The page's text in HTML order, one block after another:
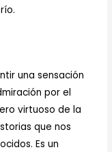
una sensación
por el
virtuoso de la
que nos
Es un